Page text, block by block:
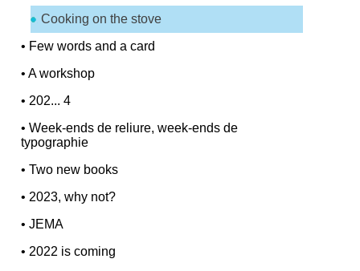
Cooking on the stove
• Few words and a card
•A workshop
• 202... 4
•Week-ends de reliure, week-ends de
typographie
•Two new books
• 2023, why not?
•JEMA
• 2022 is coming